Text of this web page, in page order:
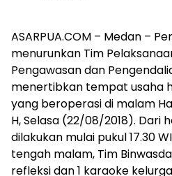
ASARPUA.COM – Medan –
menurunkan Tim
Pengawasan dan
menertibkan tempat usaha
yang beroperasi di malam
H, Selasa (22/08/2018). Dari
dilakukan mulai pukul 17.30
tengah malam, Tim
refleksi dan 1 karaoke